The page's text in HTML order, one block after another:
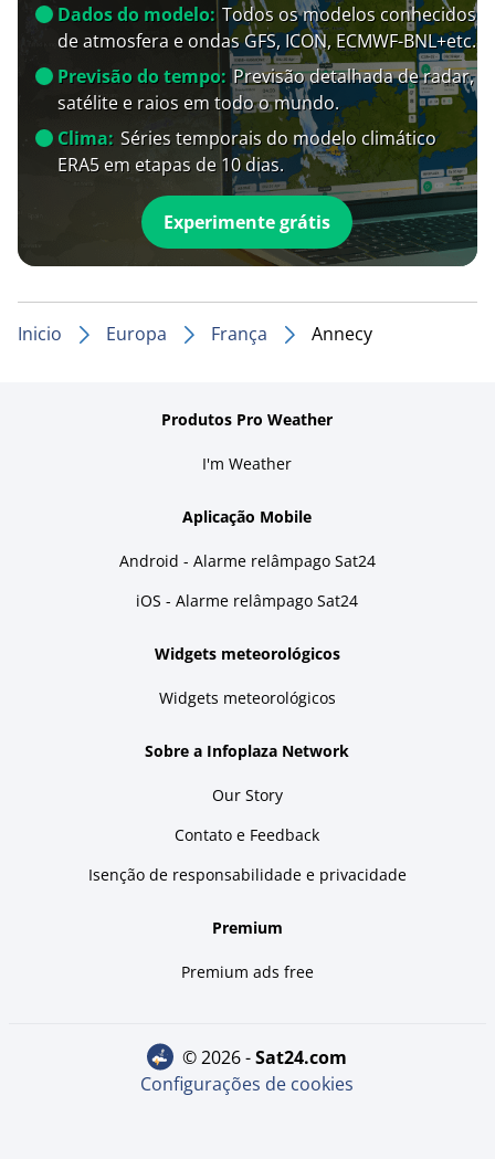
Dados do modelo: Todos os modelos conhecidos
de atmosfera e ondas GFS, ICON, ECMWF-BNL+etc.
Previsão do tempo: Previsão detalhada de radar,
satélite e raios em todo o mundo.
Clima: Séries temporais do modelo climático
ERA5 em etapas de 10 dias.
Experimente grátis
Inicio Europa França Annecy
Produtos Pro Weather
I'm Weather
Aplicação Mobile
Android - Alarme relâmpago Sat24
iOS - Alarme relâmpago Sat24
Widgets meteorológicos
Widgets meteorológicos
Sobre a Infoplaza Network
Our Story
Contato e Feedback
Isenção de responsabilidade e privacidade
Premium
Premium ads free
© 2026 - sat24.com
Configurações de cookies